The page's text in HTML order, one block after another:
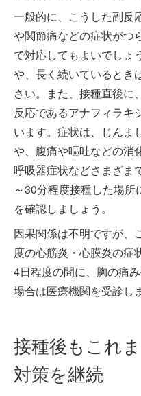
一般的に、こうした副反
や関節痛などの症状がつ
で対応してもよいでしょ
や、長く続いているとき
さい。また、接種直後に
反応であるアナフィラキ
います。症状は、じんま
や、腹痛や嘔吐などの消
呼吸器症状などさまざま
～30分程度接種した場
を確認しましょう。
因果関係は不明ですが、
度の心筋炎・心膜炎の症
4日程度の間に、胸の痛
場合は医療機関を受診し
接種後もこれ
対策を継続